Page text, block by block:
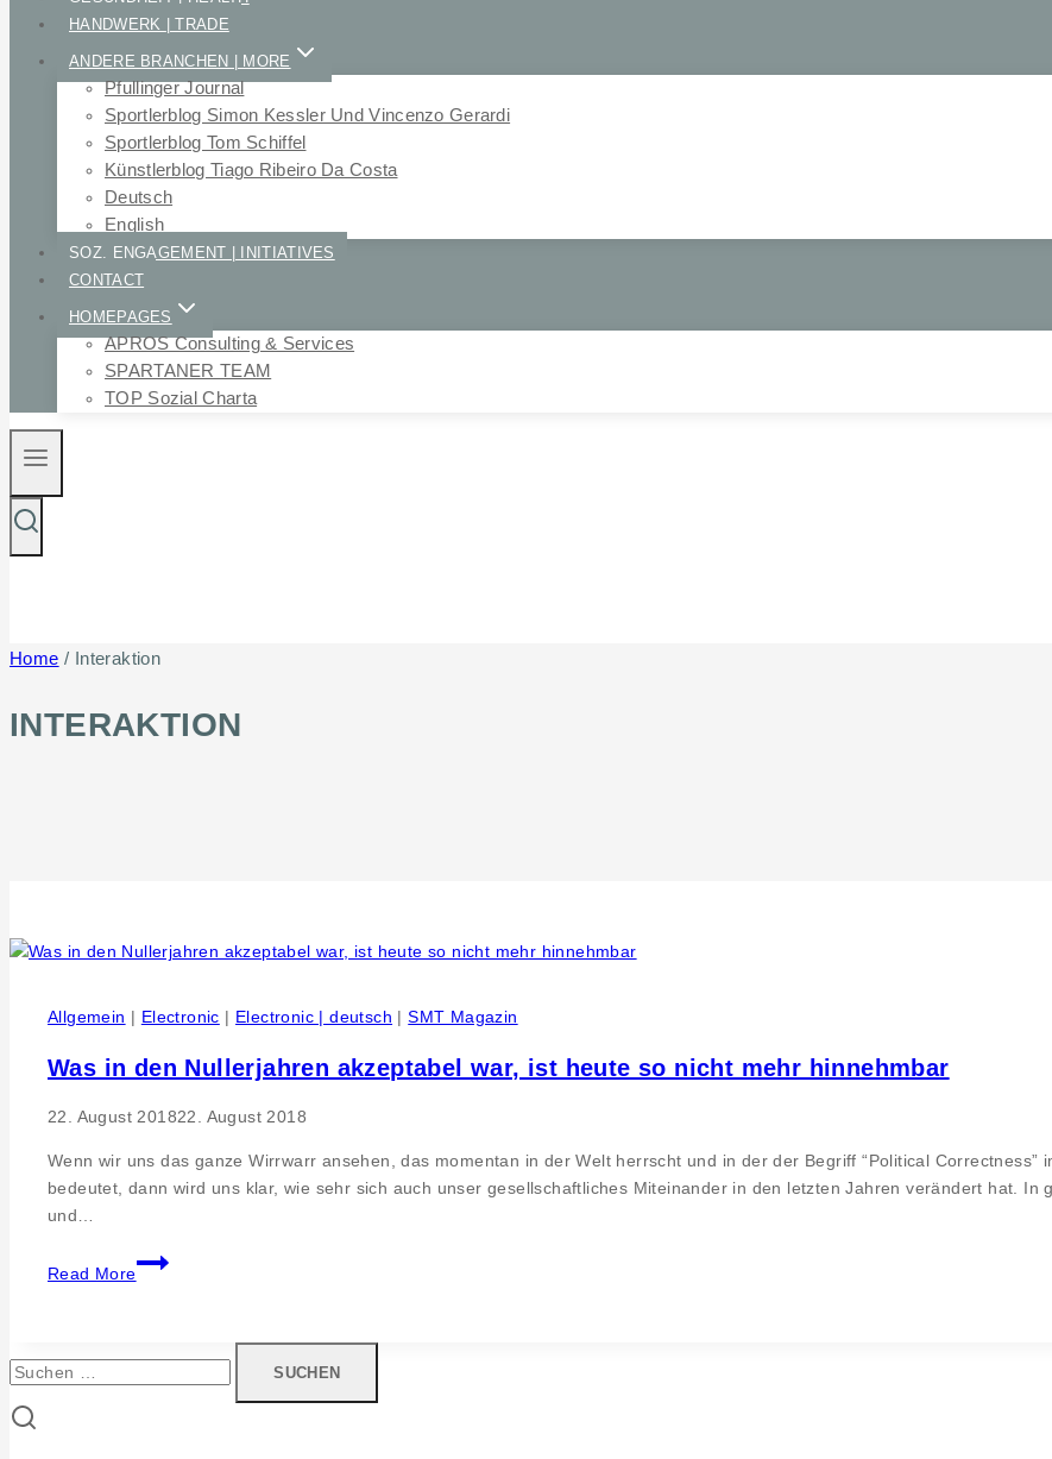
HANDWERK | TRADE
ANDERE BRANCHEN | MORE
Pfullinger Journal
Sportlerblog Simon Kessler Und Vincenzo Gerardi
Sportlerblog Tom Schiffel
Künstlerblog Tiago Ribeiro Da Costa
Deutsch
English
SOZ. ENGAGEMENT | INITIATIVES
CONTACT
HOMEPAGES
APROS Consulting & Services
SPARTANER TEAM
TOP Sozial Charta
Home / Interaktion
INTERAKTION
Allgemein | Electronic | Electronic | deutsch |SMT Magazin
Was in den Nullerjahren akzeptabel war, ist heute so nicht mehr hinnehmbar
22. August 201822. August 2018
Wenn wir uns das ganze Wirrwarr ansehen, das momentan in der Welt herrscht und in der der Begriff “Political Correctness”
bedeutet, dann wird uns klar, wie sehr sich auch unser gesellschaftliches Miteinander in den letzten Jahren verändert hat. In
und…
Read More
Was
in
nach: